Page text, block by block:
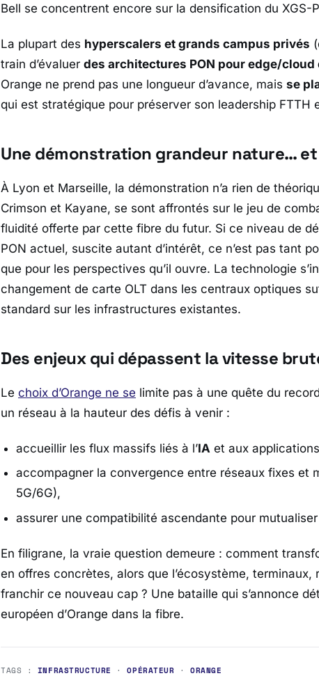
Bell se concentrent encore sur la densification du XGS-
La plupart des hyperscalers et grands campus privés
train d’évaluer des architectures PON pour edge/cloud
Orange ne prend pas une longueur d’avance, mais se
qui est stratégique pour préserver son leadership FTTH
Une démonstration grandeur nature…
À Lyon et Marseille, la démonstration n’a rien de
Crimson et Kayane, se sont affrontés sur le jeu de
fluidité offerte par cette fibre du futur. Si ce niveau de
PON actuel, suscite autant d’intérêt, ce n’est pas tant
que pour les perspectives qu’il ouvre. La technologie
changement de carte OLT dans les centraux optiques
standard sur les infrastructures existantes.
Des enjeux qui dépassent la vitesse
Le choix d’Orange ne se limite pas à une quête du
un réseau à la hauteur des défis à venir :
accueillir les flux massifs liés à l’IA et aux
accompagner la convergence entre réseaux fixes et
5G/6G),
assurer une compatibilité ascendante pour
En filigrane, la vraie question demeure : comment
en offres concrètes, alors que l’écosystème,
franchir ce nouveau cap ? Une bataille qui s’annonce
européen d’Orange dans la fibre.
TAGS : INFRASTRUCTURE ·OPÉRATEUR ·ORANGE